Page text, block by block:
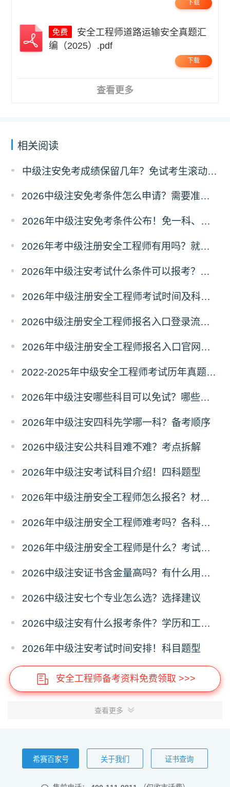
下载
编（2025）.pdf
下载
查看更多
相关阅读
中级注安免考成绩保留几年？免试考生滚动规则
2026中级注安免考条件怎么申请？需要准备什么材料？
2026年中级注安免考条件公布！免一科、免两科
2026年考中级注册安全工程师有用吗？就业前景怎么样？
2026年中级注安考试什么条件可以报考？学历和工作年限要求
2026年中级注册安全工程师考试时间及科目安排
2026中级注册安全工程师报名入口登录流程｜新手必看
2026年中级注册安全工程师报名入口官网！唯一入口
2022-2025年中级安全工程师考试历年真题及答案汇总
2026年中级注安哪些科目可以免试？哪些人可以免考？
2026年中级注安四科先学哪一科？备考顺序
2026中级注安公共科目难不难？考点拆解
2026年中级注安考试科目介绍！四科题型
2026年中级注册安全工程师怎么报名？材料准备+审核
2026年中级注册安全工程师难考吗？各科目分析
2026年中级注册安全工程师是什么？考试规则
2026中级注安证书含金量高吗？有什么用途？
2026中级注安七个专业怎么选？选择建议
2026中级注安有什么报考条件？学历和工作年限
2026年中级注安考试时间安排！科目题型
安全工程师备考资料免费领取 >>>
查看更多
希赛百家号 关于我们 证书查询